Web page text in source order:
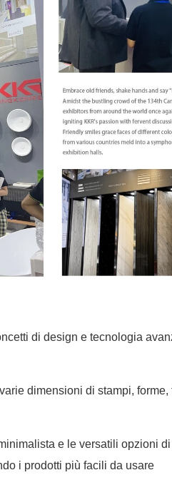
di design e tecnologia
dimensioni di stampi,
e le versatili opzioni
i prodotti più facili da usare